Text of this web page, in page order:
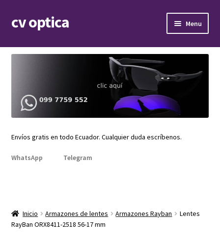
Skip
to
Skip
to
cv optica Menu
Armazones de lentes
child
menu
Expand
Repuestos
menu
Envíos gratis en todo Ecuador. Cualquier duda escríbenos.
WhatsApp Telegram
Inicio Armazones de lentes Armazones Rayban
Lentes
RayBan ORX8411-2518 56-17 mm